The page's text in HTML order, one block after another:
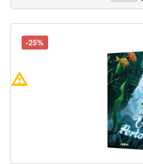
-25%